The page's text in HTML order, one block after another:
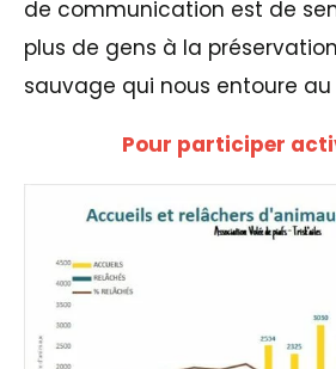
de communication est de
plus de gens à la
sauvage qui nous entoure
Pour participer